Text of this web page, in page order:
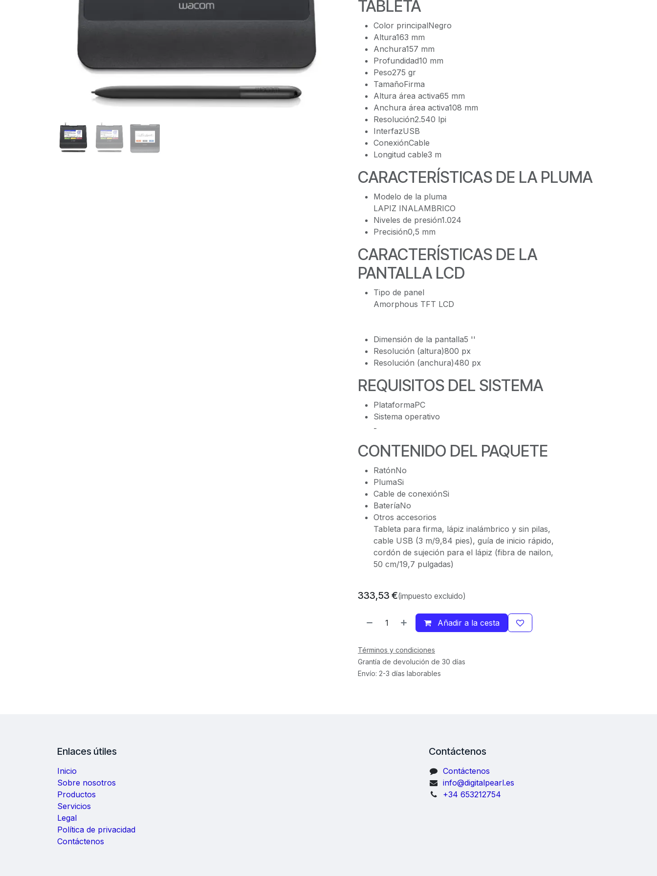
TABLETA
Color principalNegro
Altura163 mm
Anchura157 mm
Profundidad10 mm
Peso275 gr
TamañoFirma
Altura área activa65 mm
Anchura área activa108 mm
Resolución2.540 lpi
InterfazUSB
ConexiónCable
Longitud cable3 m
CARACTERÍSTICAS DE LA PLUMA
Modelo de la pluma
LAPIZ INALAMBRICO
Niveles de presión1.024
Precisión0,5 mm
CARACTERÍSTICAS DE LA
PANTALLA LCD
Tipo de panel
Amorphous TFT LCD
Dimensión de la pantalla5 ''
Resolución (altura)800 px
Resolución (anchura)480 px
REQUISITOS DEL SISTEMA
PlataformaPC
Sistema operativo
-
CONTENIDO DEL PAQUETE
RatónNo
PlumaSi
Cable de conexiónSi
BateríaNo
Otros accesorios
Tableta para firma, lápiz inalámbrico y sin pilas,
cable USB (3 m/9,84 pies), guía de inicio rápido,
cordón de sujeción para el lápiz (fibra de nailon,
50 cm/19,7 pulgadas)
333,53 €(impuesto excluido)
Añadir a la cesta
Términos y condiciones
Grantía de devolución de 30 días
Envío: 2-3 días laborables
Enlaces útiles
Inicio
Sobre nosotros
Productos
Servicios
Legal
Política de privacidad
Contáctenos
Contáctenos
Contáctenos
info@digitalpearl.es
+34 653212754